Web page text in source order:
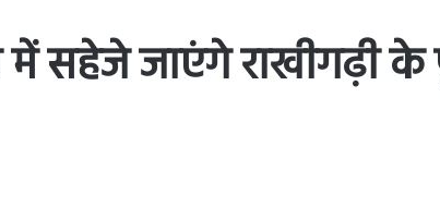
में सहेजे जाएंगे राखीगढ़ी